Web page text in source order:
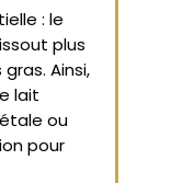
: le
plus
Ainsi,
lait
ou
pour